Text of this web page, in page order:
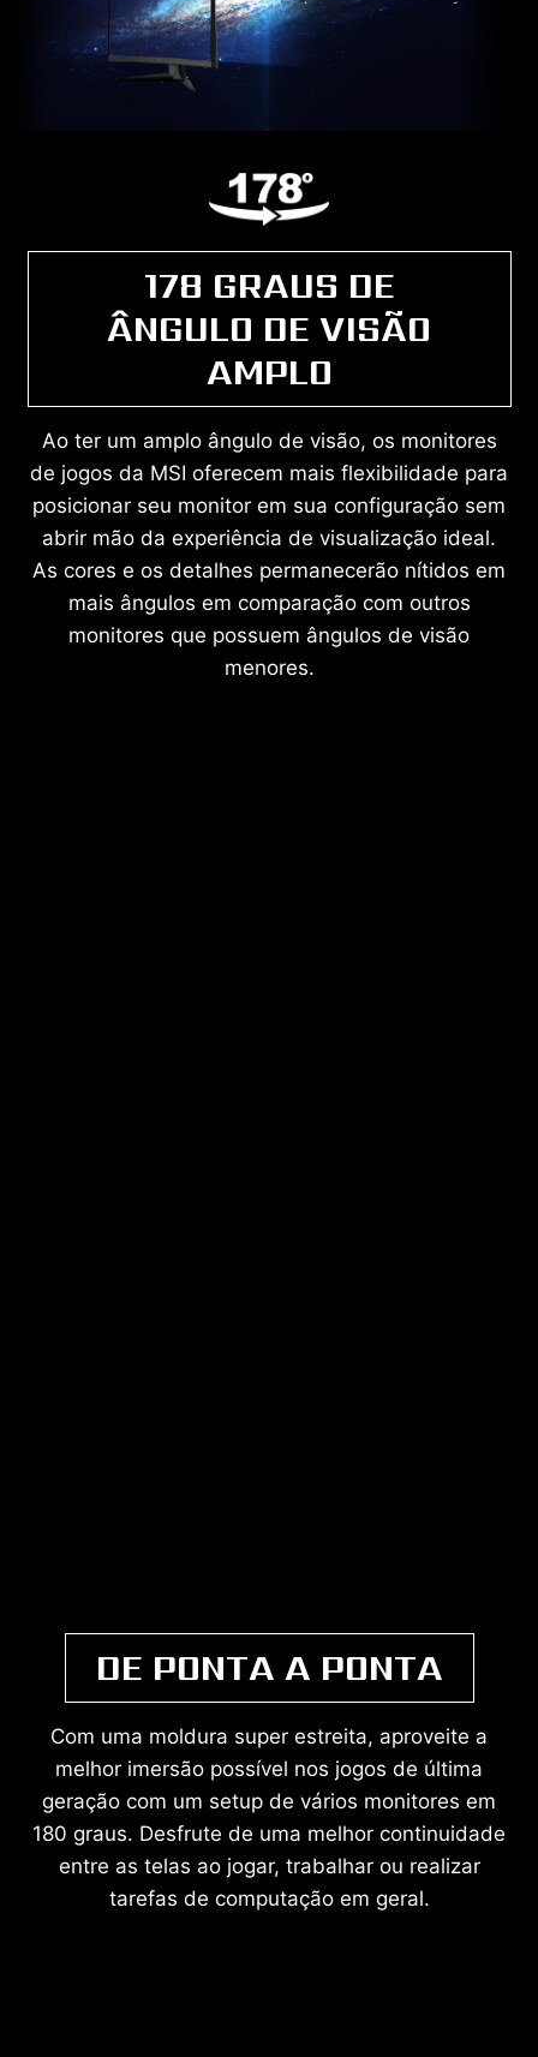
178 GRAUS DE
ÂNGULO DE VISÃO
AMPLO
Ao ter um amplo ângulo de visão, os monitores
de jogos da MSI oferecem mais flexibilidade para
posicionar seu monitor em sua configuração sem
abrir mão da experiência de visualização ideal.
As cores e os detalhes permanecerão nítidos em
mais ângulos em comparação com outros
monitores que possuem ângulos de visão
menores.
DE PONTA A PONTA
Com uma moldura super estreita, aproveite a
melhor imersão possível nos jogos de última
geração com um setup de vários monitores em
180 graus. Desfrute de uma melhor continuidade
entre as telas ao jogar, trabalhar ou realizar
tarefas de computação em geral.